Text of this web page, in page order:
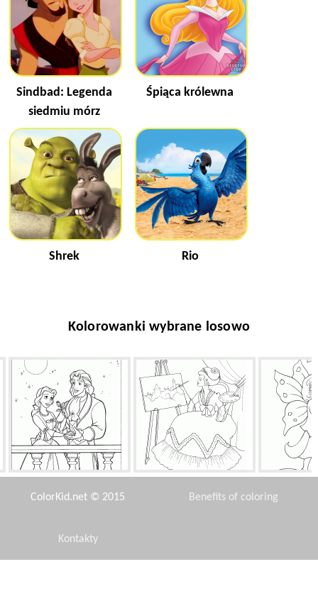
Sindbad: Legenda
siedmiu mórz
Śpiąca królewna
Shrek Rio
Kolorowanki wybrane losowo
Czar został złamany Piękny artysty
ColorKid.net © 2015 Benefits of coloring
Kontakty